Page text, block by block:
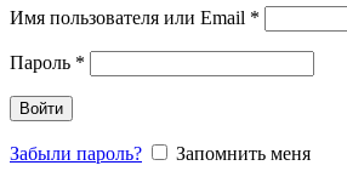
Имя пользователя или Email *
Пароль *
Войти
Забыли пароль?
Запомнить меня